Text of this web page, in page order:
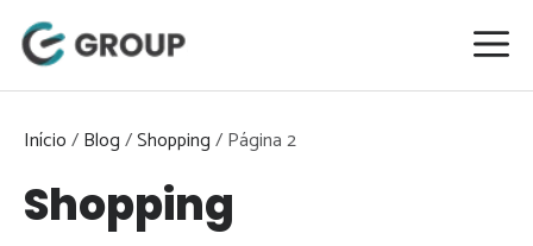
para
conteúdo
Início/Blog/Shopping/Página 2
Shopping